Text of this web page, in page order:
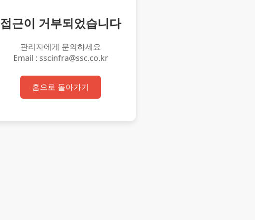
접근이 거부되었습니다
관리자에게 문의하세요
Email : sscinfra@ssc.co.kr
홈으로 돌아가기